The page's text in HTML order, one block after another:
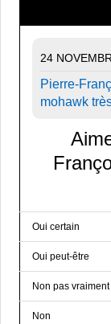
24
Pierre-
mohawk
Oui certain
Oui peut-être
Non pas vraiment
Non